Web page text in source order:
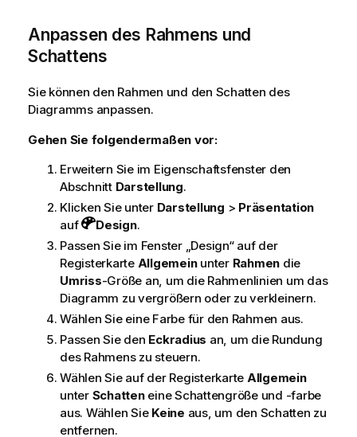
Anpassen des Rahmens und
Schattens
Sie können den Rahmen und den Schatten des
Diagramms anpassen.
Gehen Sie folgendermaßen vor:
Erweitern Sie im Eigenschaftsfenster den
Abschnitt Darstellung.
Klicken Sie unter Darstellung > Präsentation
auf
Design.
Passen Sie im Fenster „Design“ auf der
Registerkarte Allgemeinunter Rahmen die
Umriss-Größe an, um die Rahmenlinien um das
Diagramm zu vergrößern oder zu verkleinern.
Wählen Sie eine Farbe für den Rahmen aus.
Passen Sie den Eckradius an, um die Rundung
des Rahmens zu steuern.
Wählen Sie auf der Registerkarte Allgemein
unter Schatteneine Schattengröße und -farbe
aus. Wählen Sie Keine aus, um den Schatten zu
entfernen.